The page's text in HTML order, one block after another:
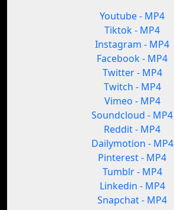
Youtube - MP4
Tiktok - MP4
Instagram - MP4
Facebook - MP4
Twitter - MP4
Twitch - MP4
Vimeo - MP4
Soundcloud - MP4
Reddit - MP4
Dailymotion - MP4
Pinterest - MP4
Tumblr - MP4
Linkedin - MP4
Snapchat - MP4